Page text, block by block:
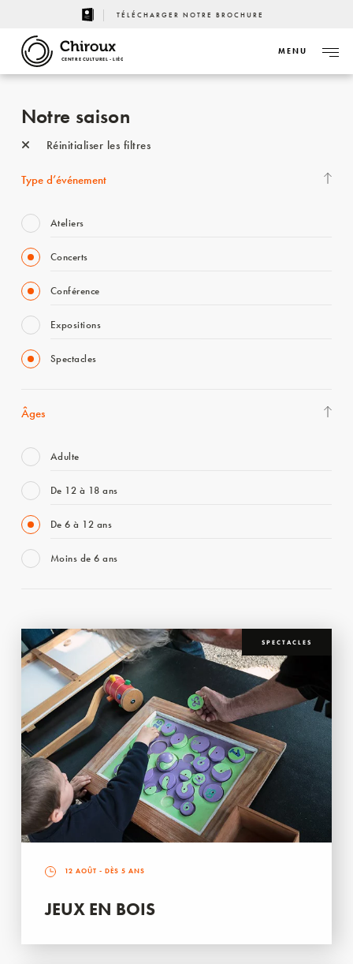
TÉLÉCHARGER NOTRE BROCHURE
CENTRE CULTUREL - LIÈGE
MENU
Notre saison
Réinitialiser les filtres
Type d’événement
Ateliers
Concerts
Conférence
Expositions
Spectacles
Âges
Adulte
De 12 à 18 ans
De 6 à 12 ans
Moins de 6 ans
SPECTACLES
12 AOÛT - DÈS 5 ANS
JEUX EN BOIS